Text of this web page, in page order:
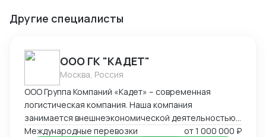
Другие специалисты
ООО ГК "КАДЕТ"
Москва, Россия
ООО Группа Компаний «Кадет» – современная
логистическая компания. Наша компания
занимается внешнеэкономической деятельностью
на протяжении 21 года. За это время компания
Международные перевозки от1 000 000 ₽